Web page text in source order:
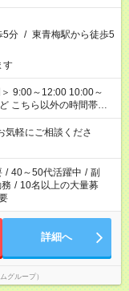
5分 / 東青梅駅から徒歩5
す
も
軽にご相談くださ
/ 40～50代活躍中 / 副
/ 10名以上の大量募
詳細へ
グループ）